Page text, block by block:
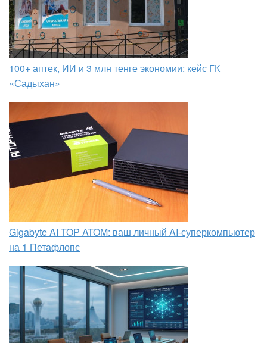
100+ аптек, ИИ и 3 млн тенге экономии: кейс ГК
«Садыхан»
Gigabyte AI TOP ATOM: ваш личный AI-суперкомпьютер
на 1 Петафлопс